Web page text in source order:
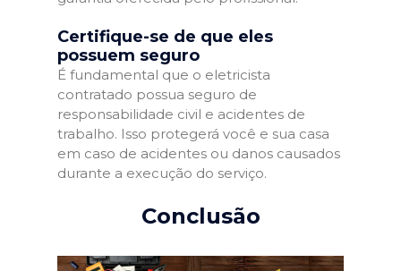
Certifique-se de que eles
possuem seguro
É fundamental que o eletricista
contratado possua seguro de
responsabilidade civil e acidentes de
trabalho. Isso protegerá você e sua casa
em caso de acidentes ou danos causados
durante a execução do serviço.
Conclusão